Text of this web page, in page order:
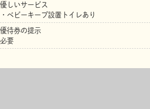
優しいサービス
・ベビーキープ設置トイレあり
優待券の提示
必要